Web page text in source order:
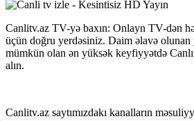
Canlitv.az TV-yə baxın: Onlayn TV-dən
üçün doğru yerdəsiniz. Daim əlavə
mümkün olan ən yüksək keyfiyyətdə
alın.
Canlitv.az saytımızdakı kanalların